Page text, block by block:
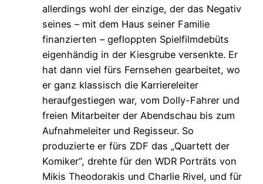
allerdings wohl der einzige, der das Negativ
seines – mit dem Haus seiner Familie
finanzierten – gefloppten Spielfilmdebüts
eigenhändig in der Kiesgrube versenkte. Er
hat dann viel fürs Fernsehen gearbeitet, wo
er ganz klassisch die Karriereleiter
heraufgestiegen war, vom Dolly-Fahrer und
freien Mitarbeiter der Abendschau bis zum
Aufnahmeleiter und Regisseur. So
produzierte er fürs ZDF das „Quartett der
Komiker“, drehte für den WDR Porträts von
Mikis Theodorakis und Charlie Rivel, und für